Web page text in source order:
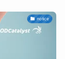
notice